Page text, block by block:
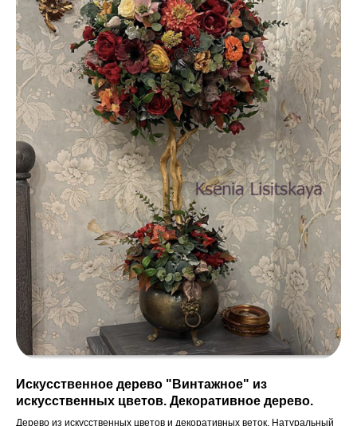
Искусственное дерево "Винтажное" из
искусственных цветов. Декоративное дерево.
Дерево из искусственных цветов и декоративных веток. Натуральный